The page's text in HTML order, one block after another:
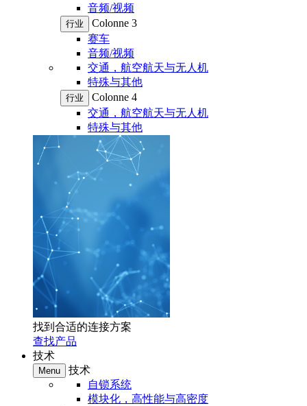
音频/视频
行业
Colonne 3
赛车
音频/视频
交通，航空航天与无人机
特殊与其他
行业
Colonne 4
交通，航空航天与无人机
特殊与其他
找到合适的连接方案
查找产品
技术
Menu
技术
自锁系统
模块化，高性能与高密度